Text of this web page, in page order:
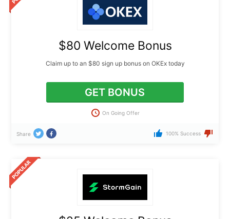
$80 Welcome Bonus
Claim up to an $80 sign up bonus on OKEx today
GET BONUS
On Going Offer
Share 100% Success